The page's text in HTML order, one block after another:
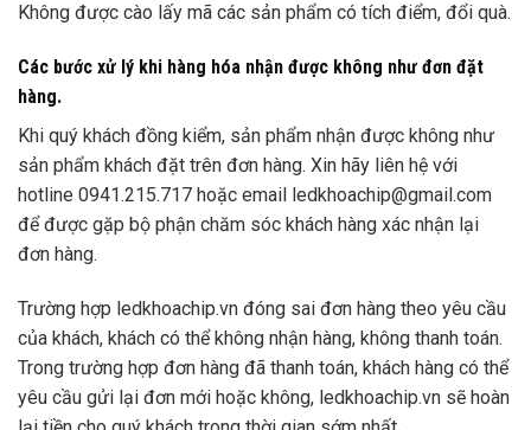
Không được cào lấy mã các sản phẩm có tích điểm, đổi quà.
Các bước xử lý khi hàng hóa nhận được không như đơn đặt
hàng.
Khi quý khách đồng kiểm, sản phẩm nhận được không như
sản phẩm khách đặt trên đơn hàng. Xin hãy liên hệ với
hotline 0941.215.717 hoặc email ledkhoachip@gmail.com
để được gặp bộ phận chăm sóc khách hàng xác nhận lại
đơn hàng.
Trường hợp ledkhoachip.vn đóng sai đơn hàng theo yêu cầu
của khách, khách có thể không nhận hàng, không thanh toán.
Trong trường hợp đơn hàng đã thanh toán, khách hàng có thể
yêu cầu gửi lại đơn mới hoặc không, ledkhoachip.vn sẽ hoàn